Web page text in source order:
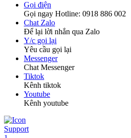
Gọi điện
Gọi ngay Hotline: 0918 886 002
Chat Zalo
Để lại lời nhắn qua Zalo
Y/c gọi lại
Yêu cầu gọi lại
Messenger
Chat Messenger
Tiktok
Kênh tiktok
Youtube
Kênh youtube